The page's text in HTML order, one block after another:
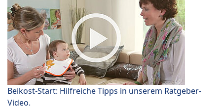
Beikost-Start: Hilfreiche Tipps in unserem Ratgeber-
Video.